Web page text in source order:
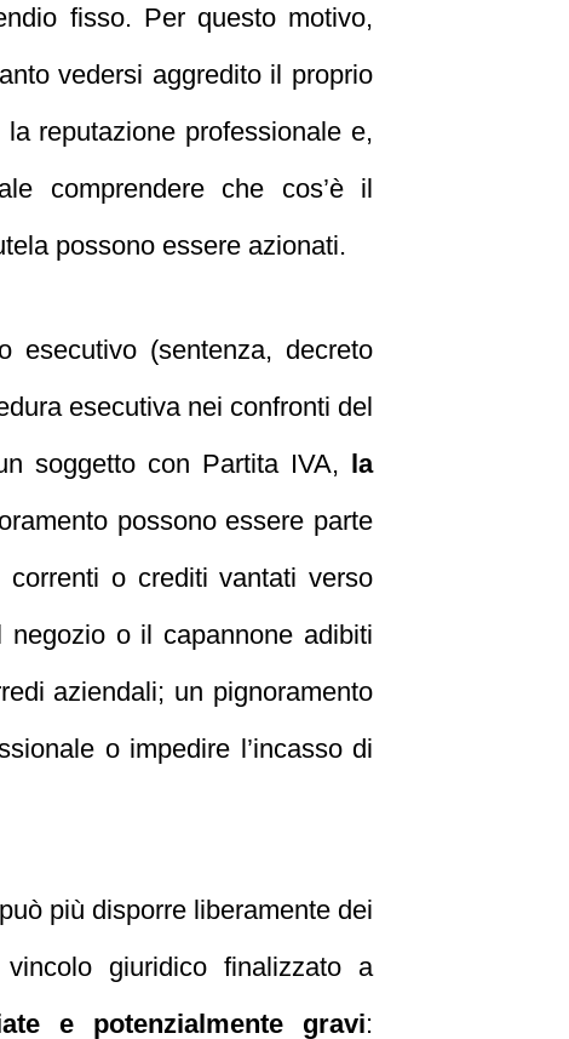
fisso. Per questo motivo,
vedersi aggredito il proprio
reputazione professionale e,
comprendere che cos’è il
possono essere azionati.
(sentenza, decreto
esecutiva nei confronti del
soggetto con Partita IVA, la
possono essere parte
correnti o crediti vantati verso
negozio o il capannone adibiti
aziendali; un pignoramento
o impedire l’incasso di
più disporre liberamente dei
giuridico finalizzato a
e potenzialmente gravi: